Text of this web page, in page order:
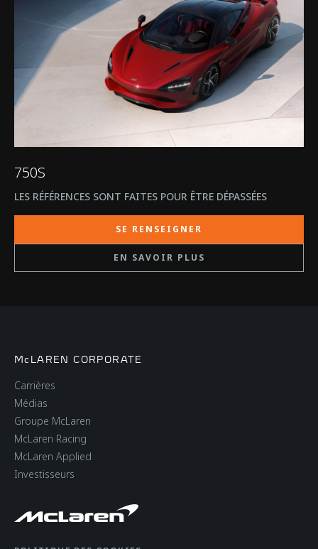
750S
LES RÉFÉRENCES SONT FAITES POUR ÊTRE DÉPASSÉES
SE RENSEIGNER
EN SAVOIR PLUS
McLAREN CORPORATE
Carrières
Médias
Groupe McLaren
McLaren Racing
McLaren Applied
Investisseurs